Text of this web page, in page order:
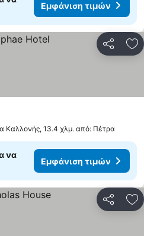
Εμφάνιση τιμών
Καλλονής, 13.4 χλμ. από: Πέτρα
να
Εμφάνιση τιμών